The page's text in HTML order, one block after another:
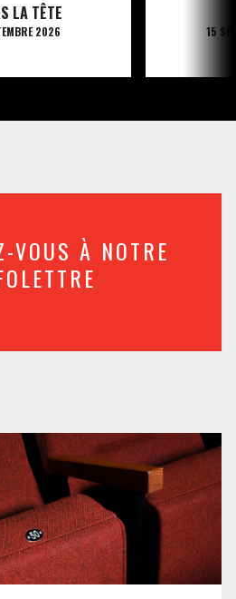
LA TÊTE
2026 15
VOUS À NOTRE